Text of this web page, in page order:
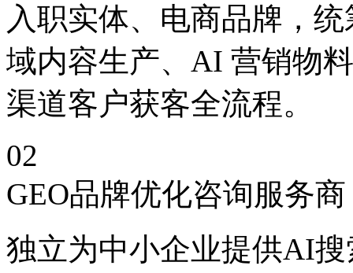
入职实体、电商品牌，
域内容生产、AI 营销物
渠道客户获客全流程。
02
GEO品牌优化咨询服务商
独立为中小企业提供AI